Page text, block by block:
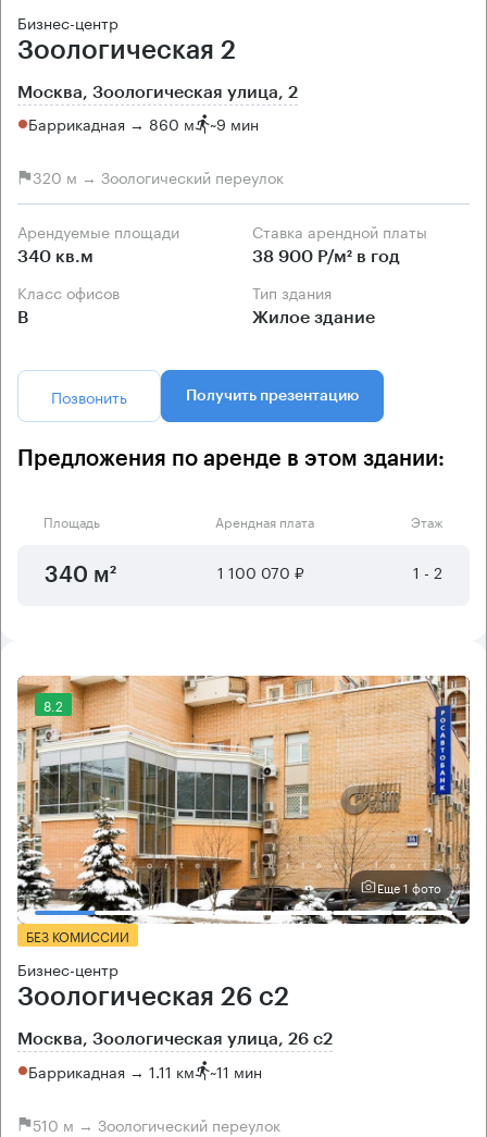
Бизнес-центр
Зоологическая 2
Москва, Зоологическая улица, 2
Баррикадная → 860 м ~9 мин
320 м → Зоологический переулок
Арендуемые площади
340 кв.м
Ставка арендной платы
38 900 Р/м² в год
Класс офисов
B
Тип здания
Жилое здание
Позвонить Получить презентацию
Предложения по аренде в этом здании:
Площадь Арендная плата Этаж
340 м² 1 100 070 ₽ 1 - 2
8.2
Еще 1 фото
БЕЗ КОМИССИИ
Бизнес-центр
Зоологическая 26 с2
Москва, Зоологическая улица, 26 с2
Баррикадная → 1.11 км ~11 мин
510 м → Зоологический переулок